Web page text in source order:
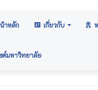
าหลัก เกี่ยวกับ
ต์มหาวิทยาลัย